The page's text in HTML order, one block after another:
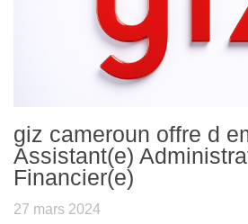
giz cameroun offre d
Assistant(e)
Financier(e)
27 mars 2024